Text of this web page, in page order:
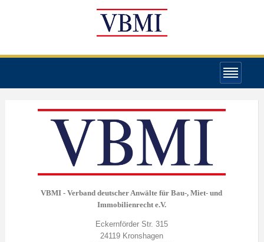
VBMI - Verband deutscher Anwälte für Bau-, Miet- und
Immobilienrecht e.V.
Eckernförder Str. 315
24119 Kronshagen